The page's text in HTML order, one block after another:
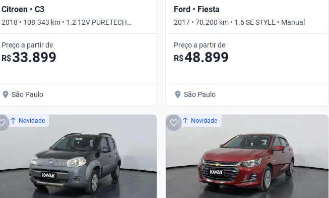
Citroen • C3
2018 • 108.343 km • 1.2 12V PURETECH
ORIGINE • Manual
Preço a partir de
R$33.899
São Paulo
Ford • Fiesta
2017 • 70.200 km • 1.6 SE STYLE • Manual
Preço a partir de
R$48.899
São Paulo
Novidade Novidade